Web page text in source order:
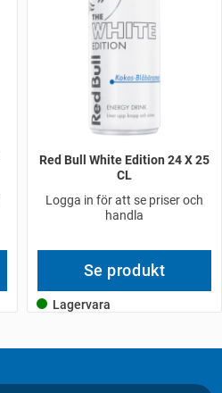
Red Bull White Edition 24 X 25
CL
Logga in för att se priser och
handla
Se produkt
Lagervara